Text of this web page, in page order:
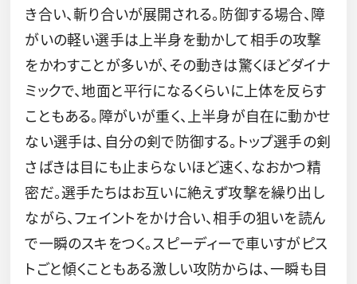
き合い、斬り合いが展開される。防御する場合、障
がいの軽い選手は上半身を動かして相手の攻撃
をかわすことが多いが、その動きは驚くほどダイナ
ミックで、地面と平行になるくらいに上体を反らす
こともある。障がいが重く、上半身が自在に動かせ
ない選手は、自分の剣で防御する。トップ選手の剣
さばきは目にも止まらないほど速く、なおかつ精
密だ。選手たちはお互いに絶えず攻撃を繰り出し
ながら、フェイントをかけ合い、相手の狙いを読ん
で一瞬のスキをつく。スピーディーで車いすがピス
トごと傾くこともある激しい攻防からは、一瞬も目